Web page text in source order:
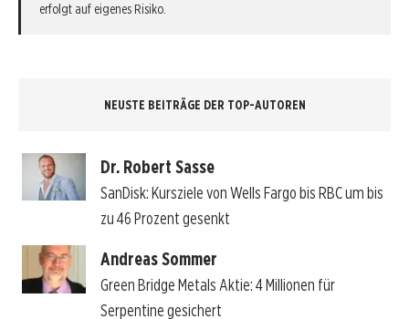
erfolgt auf eigenes Risiko.
NEUSTE BEITRÄGE DER TOP-AUTOREN
Dr. Robert Sasse
SanDisk: Kursziele von Wells Fargo bis RBC um bis
zu 46 Prozent gesenkt
Andreas Sommer
Green Bridge Metals Aktie: 4 Millionen für
Serpentine gesichert